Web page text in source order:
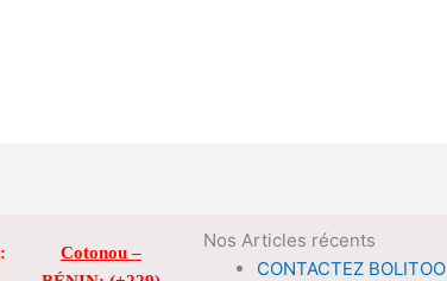
:
Cotonou –
Nos Articles récents
CONTACTEZ BOLITOO